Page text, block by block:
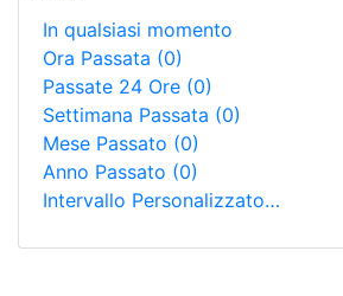
In qualsiasi momento
Ora Passata (0)
Passate 24 Ore (0)
Settimana Passata (0)
Mese Passato (0)
Anno Passato (0)
Intervallo Personalizzato…